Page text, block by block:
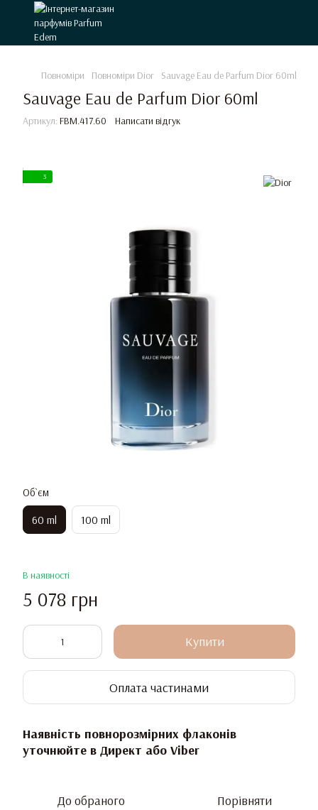
Повноміри Повноміри Dior Sauvage Eau de Parfum Dior 60ml
Sauvage Eau de Parfum Dior 60ml
Артикул: FBM.417.60 Написати відгук
3
Об`єм
60 ml 100 ml
В наявності
5 078 грн
Купити
Оплата частинами
Наявність повнорозмірних флаконів
уточнюйте в Директ або Viber
До обраного Порівняти